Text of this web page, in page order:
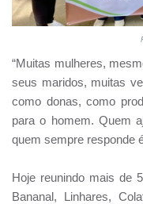
“Muitas mulheres,
seus maridos, muitas
como donas, como
para o homem. Quem
quem sempre responde
Hoje reunindo mais de
Bananal, Linhares,